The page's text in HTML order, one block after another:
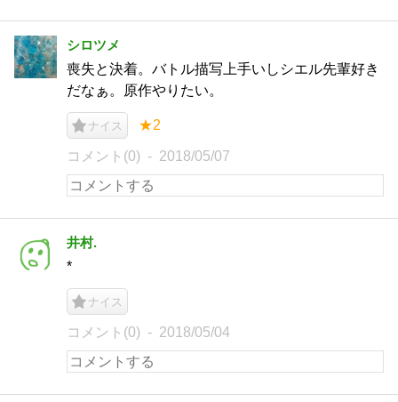
シロツメ
喪失と決着。バトル描写上手いしシエル先輩好き
だなぁ。原作やりたい。
ナイス ★2
コメント(0) 2018/05/07
井村.
*
ナイス
コメント(0) 2018/05/04